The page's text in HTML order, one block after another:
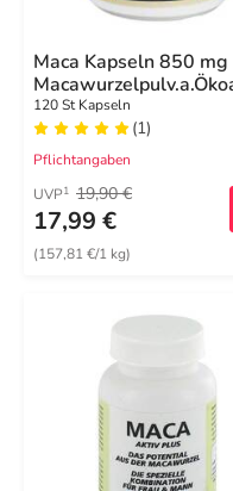
Maca Kapseln 850 mg
120 St Kapseln
(1)
Pflichtangaben
UVP1 19,90 €
17,99 €
(157,81 €/1 kg)